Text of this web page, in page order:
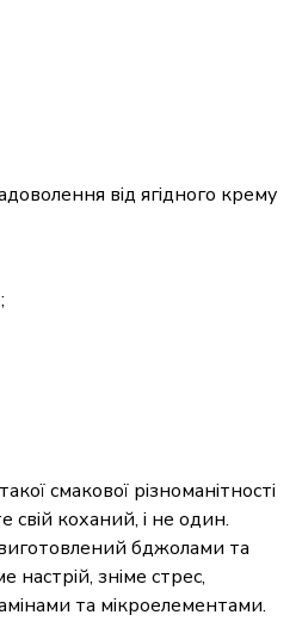
від ягідного крему
смакової різноманітності
свій коханий, і не один.
бджолами та
настрій, зніме стрес,
та мікроелементами.